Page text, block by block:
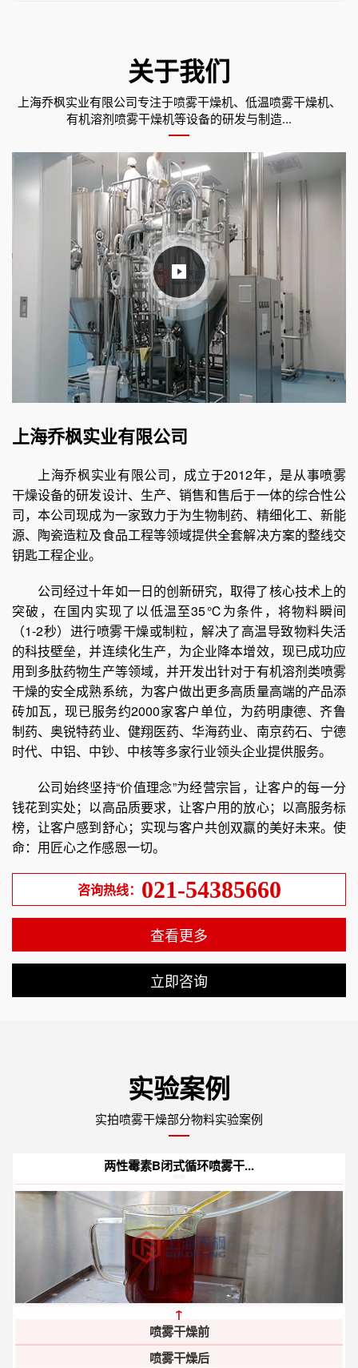
关于我们
上海乔枫实业有限公司专注于喷雾干燥机、低温喷雾干燥机、
有机溶剂喷雾干燥机等设备的研发与制造...
上海乔枫实业有限公司
上海乔枫实业有限公司，成立于2012年，是从事喷雾
干燥设备的研发设计、生产、销售和售后于一体的综合性公
司，本公司现成为一家致力于为生物制药、精细化工、新能
源、陶瓷造粒及食品工程等领域提供全套解决方案的整线交
钥匙工程企业。
公司经过十年如一日的创新研究，取得了核心技术上的
突破，在国内实现了以低温至35℃为条件，将物料瞬间
（1-2秒）进行喷雾干燥或制粒，解决了高温导致物料失活
的科技壁垒，并连续化生产，为企业降本增效，现已成功应
用到多肽药物生产等领域，并开发出针对于有机溶剂类喷雾
干燥的安全成熟系统，为客户做出更多高质量高端的产品添
砖加瓦，现已服务约2000家客户单位，为药明康德、齐鲁
制药、奥锐特药业、健翔医药、华海药业、南京药石、宁德
时代、中铝、中钞、中核等多家行业领头企业提供服务。
公司始终坚持“价值理念”为经营宗旨，让客户的每一分
钱花到实处；以高品质要求，让客户用的放心；以高服务标
榜，让客户感到舒心；实现与客户共创双赢的美好未来。使
命：用匠心之作感恩一切。
查看更多
立即咨询
咨询热线： 021-54385660
实验案例
实拍喷雾干燥部分物料实验案例
两性霉素B闭式循环喷雾干...
↑
喷雾干燥前
喷雾干燥后